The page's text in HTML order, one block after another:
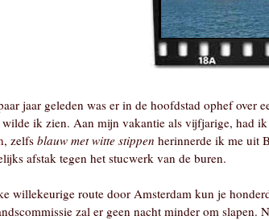
jaar geleden was er in de hoofdstad ophef over
wilde ik zien. Aan mijn vakantie als vijfjarige, had
, zelfs blauw met witte stippen herinnerde ik me uit
afstak tegen het stucwerk van de buren.
willekeurige route door Amsterdam kun je
zal er geen nacht minder om slapen.